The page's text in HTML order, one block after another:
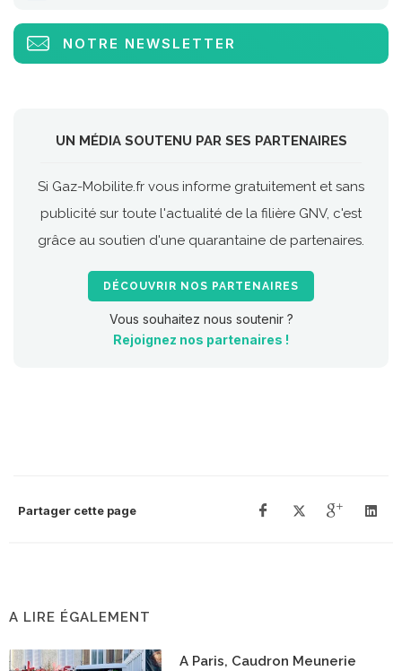
NOTRE NEWSLETTER
UN MÉDIA SOUTENU PAR SES PARTENAIRES
Si Gaz-Mobilite.fr vous informe gratuitement et sans
publicité sur toute l'actualité de la filière GNV, c'est
grâce au soutien d'une quarantaine de partenaires.
DÉCOUVRIR NOS PARTENAIRES
Vous souhaitez nous soutenir ?
Rejoignez nos partenaires !
Partager cette page
A LIRE ÉGALEMENT
A Paris, Caudron Meunerie